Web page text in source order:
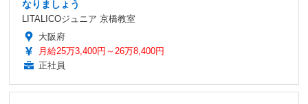
なりましょう
LITALICOジュニア 京橋教室
大阪府
月給25万3,400円～26万8,400円
正社員